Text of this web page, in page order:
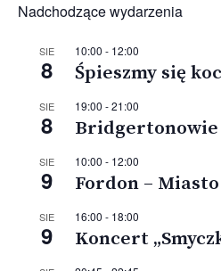
Nadchodzące wydarzenia
SIE
8
10:00 - 12:00
Śpieszmy się
SIE
8
19:00 -21:00
Bridgertonowie
SIE
9
10:00 - 12:00
Fordon –
SIE
9
16:00 - 18:00
Koncert